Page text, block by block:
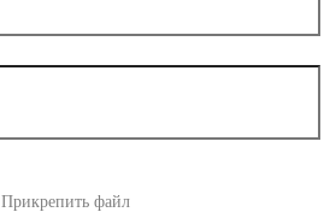
Прикрепить файл